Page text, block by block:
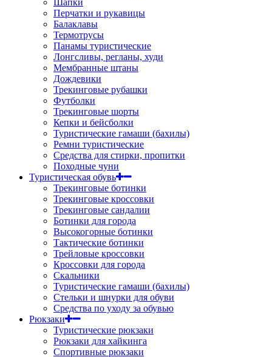
Шапки
Перчатки и рукавицы
Балаклавы
Термотрусы
Панамы туристические
Лонгсливы, регланы, худи
Мембранные штаны
Дождевики
Трекинговые рубашки
Футболки
Трекинговые шорты
Кепки и бейсболки
Туристические гамаши (бахилы)
Ремни туристические
Средства для стирки, пропитки
Походные чуни
Туристическая обувь
Трекинговые ботинки
Трекинговые кроссовки
Трекинговые сандалии
Ботинки для города
Высокогорные ботинки
Тактические ботинки
Трейловые кроссовки
Кроссовки для города
Скальники
Туристические гамаши (бахилы)
Стельки и шнурки для обуви
Средства по уходу за обувью
Рюкзаки
Туристические рюкзаки
Рюкзаки для хайкинга
Спортивные рюкзаки